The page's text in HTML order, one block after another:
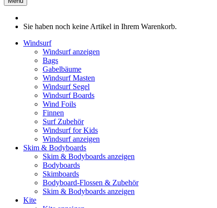
Sie haben noch keine Artikel in Ihrem Warenkorb.
Windsurf
Windsurf anzeigen
Bags
Gabelbäume
Windsurf Masten
Windsurf Segel
Windsurf Boards
Wind Foils
Finnen
Surf Zubehör
Windsurf for Kids
Windsurf anzeigen
Skim & Bodyboards
Skim & Bodyboards anzeigen
Bodyboards
Skimboards
Bodyboard-Flossen & Zubehör
Skim & Bodyboards anzeigen
Kite